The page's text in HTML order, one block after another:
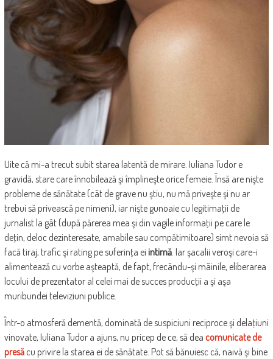
Uite că mi-a trecut subit starea latentă de mirare. Iuliana Tudor e
gravidă, stare care înnobilează şi împlineşte orice femeie. Însă are nişte
probleme de sănătate (cât de grave nu ştiu, nu mă priveşte şi nu ar
trebui să privească pe nimeni), iar nişte gunoaie cu legitimaţii de
jurnalist la gât (după părerea mea şi din vagile informaţii pe care le
deţin, deloc dezinteresate, amabile sau compătimitoare) simt nevoia să
facă tiraj, trafic şi rating pe suferinţa ei intimă. Iar şacalii veroşi care-i
alimentează cu vorbe aşteaptă, de fapt, frecându-şi mâinile, eliberarea
locului de prezentator al celei mai de succes producţii a şi aşa
muribundei televiziuni publice.
Într-o atmosferă dementă, dominată de suspiciuni reciproce şi delaţiuni
vinovate, Iuliana Tudor a ajuns, nu pricep de ce, să dea comunicate de
presăcu privire la starea ei de sănătate. Pot să bănuiesc că, naivă şi bine